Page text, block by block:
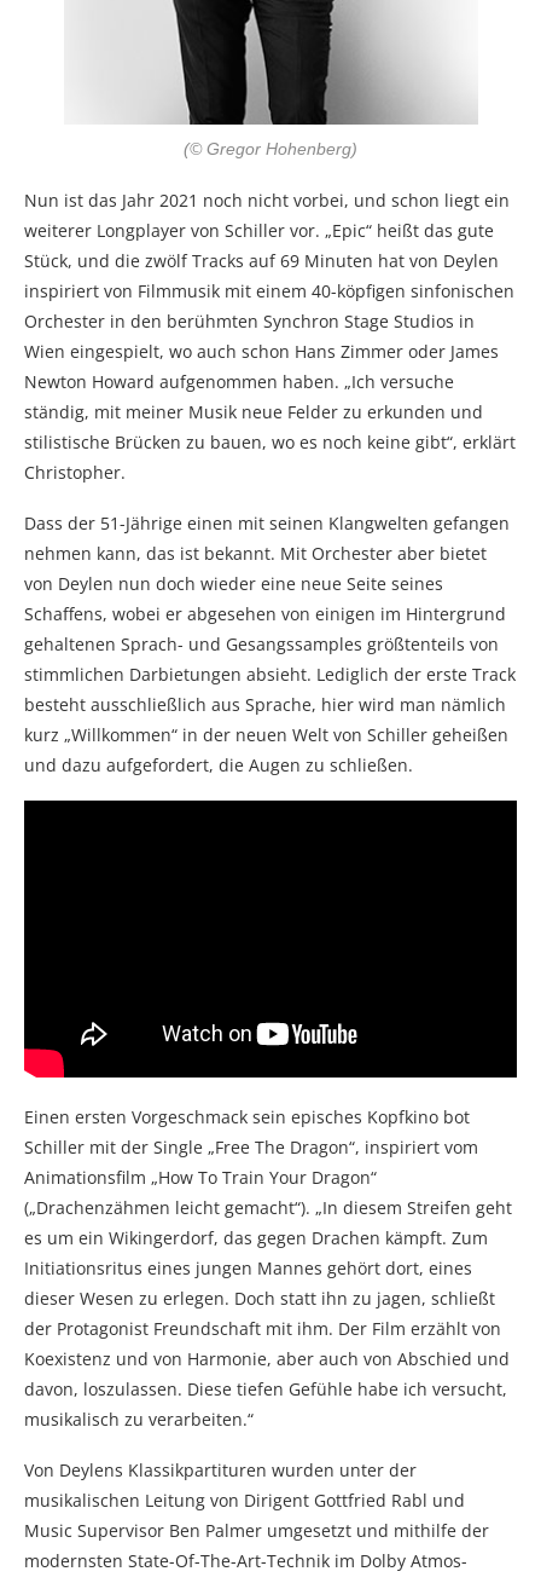
(© Gregor Hohenberg)
Nun ist das Jahr 2021 noch nicht vorbei, und schon liegt ein
weiterer Longplayer von Schiller vor. „Epic“ heißt das gute
Stück, und die zwölf Tracks auf 69 Minuten hat von Deylen
inspiriert von Filmmusik mit einem 40-köpfigen sinfonischen
Orchester in den berühmten Synchron Stage Studios in
Wien eingespielt, wo auch schon Hans Zimmer oder James
Newton Howard aufgenommen haben. „Ich versuche
ständig, mit meiner Musik neue Felder zu erkunden und
stilistische Brücken zu bauen, wo es noch keine gibt“, erklärt
Christopher.
Dass der 51-Jährige einen mit seinen Klangwelten gefangen
nehmen kann, das ist bekannt. Mit Orchester aber bietet
von Deylen nun doch wieder eine neue Seite seines
Schaffens, wobei er abgesehen von einigen im Hintergrund
gehaltenen Sprach- und Gesangssamples größtenteils von
stimmlichen Darbietungen absieht. Lediglich der erste Track
besteht ausschließlich aus Sprache, hier wird man nämlich
kurz „Willkommen“ in der neuen Welt von Schiller geheißen
und dazu aufgefordert, die Augen zu schließen.
Einen ersten Vorgeschmack sein episches Kopfkino bot
Schiller mit der Single „Free The Dragon“, inspiriert vom
Animationsfilm „How To Train Your Dragon“
(„Drachenzähmen leicht gemacht“). „In diesem Streifen geht
es um ein Wikingerdorf, das gegen Drachen kämpft. Zum
Initiationsritus eines jungen Mannes gehört dort, eines
dieser Wesen zu erlegen. Doch statt ihn zu jagen, schließt
der Protagonist Freundschaft mit ihm. Der Film erzählt von
Koexistenz und von Harmonie, aber auch von Abschied und
davon, loszulassen. Diese tiefen Gefühle habe ich versucht,
musikalisch zu verarbeiten.“
Von Deylens Klassikpartituren wurden unter der
musikalischen Leitung von Dirigent Gottfried Rabl und
Music Supervisor Ben Palmer umgesetzt und mithilfe der
modernsten State-Of-The-Art-Technik im Dolby Atmos-